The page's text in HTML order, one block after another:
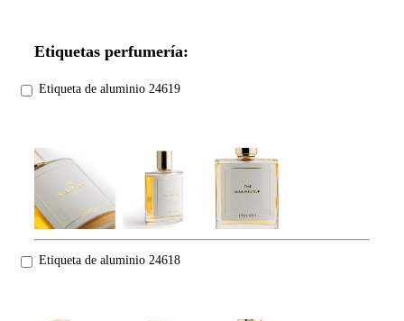
Etiquetas perfumería:
Etiqueta de aluminio 24619
Etiqueta de aluminio 24618